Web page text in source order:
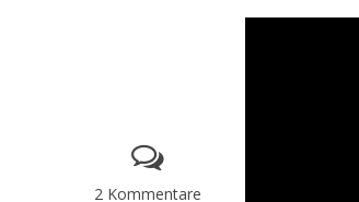
2 Kommentare